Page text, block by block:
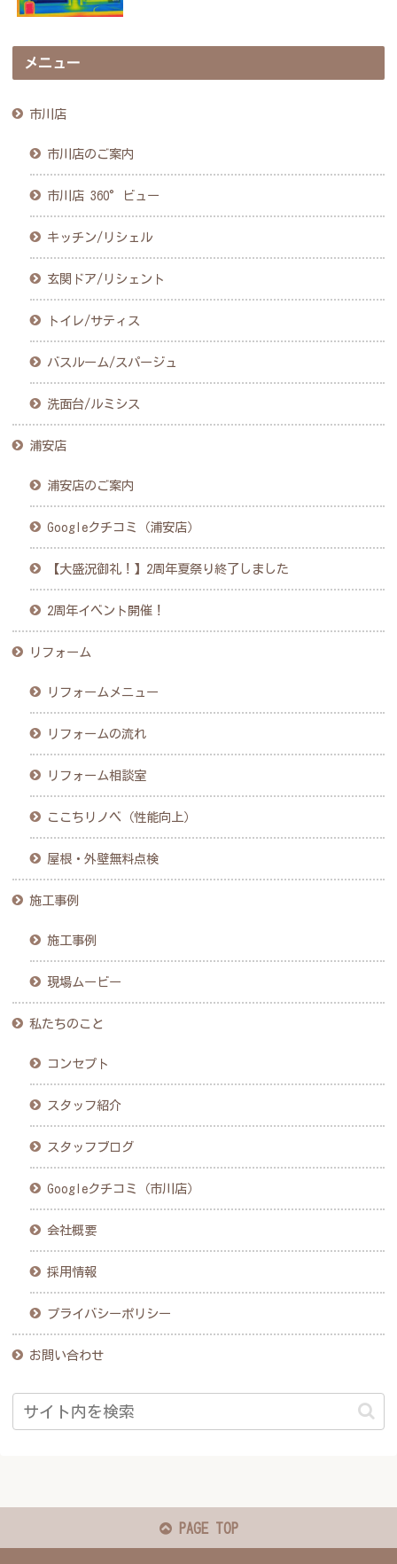
メニュー
市川店
市川店のご案内
市川店 360°ビュー
キッチン/リシェル
玄関ドア/リシェント
トイレ/サティス
バスルーム/スパージュ
洗面台/ルミシス
浦安店
浦安店のご案内
Googleクチコミ（浦安店）
【大盛況御礼！】2周年夏祭り終了しました
2周年イベント開催！
リフォーム
リフォームメニュー
リフォームの流れ
リフォーム相談室
ここちリノベ（性能向上）
屋根・外壁無料点検
施工事例
施工事例
現場ムービー
私たちのこと
コンセプト
スタッフ紹介
スタッフブログ
Googleクチコミ（市川店）
会社概要
採用情報
プライバシーポリシー
お問い合わせ
PAGE TOP